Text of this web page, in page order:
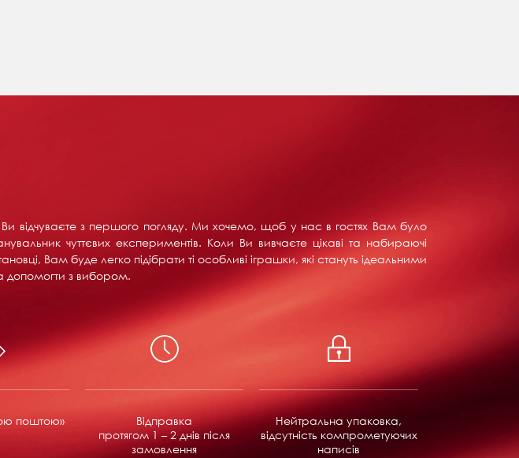
відчуваєте з першого погляду. Ми хочемо, щоб у нас в гостях Вам було
чуттєвих експериментів. Коли Ви вивчаєте цікаві та набираючі
Вам буде легко підібрати ті особливі іграшки, які стануть ідеальними
допомогти з вибором.
поштою»
Відправка
протягом 1 – 2 днів після
замовлення
Нейтральна упаковка,
відсутність компрометуючих
написів